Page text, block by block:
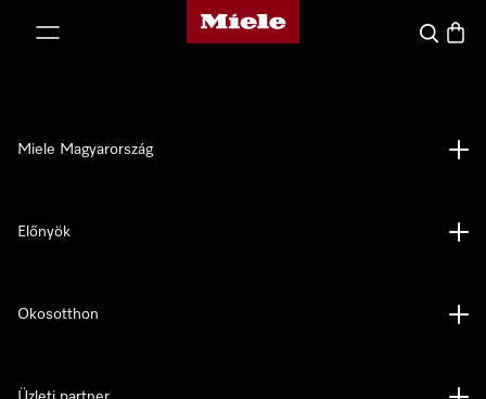
Miele honlapja
Kereses
Miele Magyarország
Előnyök
Okosotthon